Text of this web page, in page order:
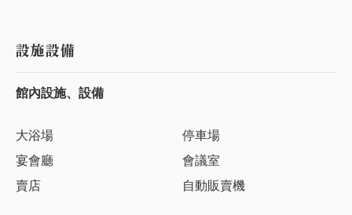
設施設備
館內設施、設備
大浴場
停車場
宴會廳
會議室
賣店
自動販賣機